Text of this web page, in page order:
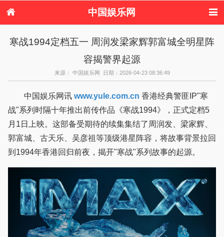
中国娱乐网
电视剧
演唱会 综艺节目
偶像活动
寒战1994定档五一 周润发梁家辉郭富城全明星阵
容揭警界起源
来源： 中国娱乐网 日期：2026-04-23 08:36:49
中国娱乐网讯 www.yule.com.cn
战"系列时隔十年推出前传作品《寒战1994》，正式定档5
月1日上映。这部备受期待的续集集结了周润发、梁家辉、
郭富城、古天乐、吴彦祖等顶级港星阵容，将故事背景拉回
到1994年香港回归前夜，揭开"寒战"系列故事的起源。